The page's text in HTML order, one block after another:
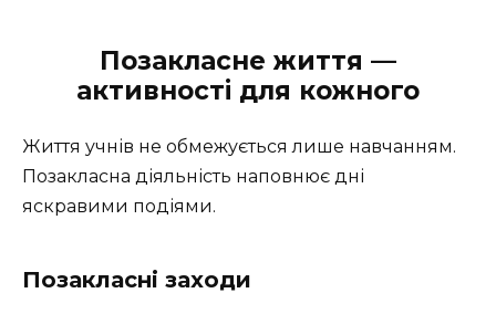
Позакласне життя —
активності для кожного
Життя учнів не обмежується лише навчанням.
Позакласна діяльність наповнює дні
яскравими подіями.
Позакласні заходи